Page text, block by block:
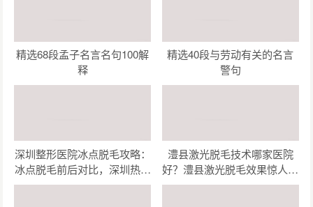
精选68段孟子名言名句100解
释
精选40段与劳动有关的名言
警句
深圳整形医院冰点脱毛攻略：
冰点脱毛前后对比，深圳热门
整形医院哪家强？
澧县激光脱毛技术哪家医院
好？澧县激光脱毛效果惊人，
这几家机构让你美丽无忧！